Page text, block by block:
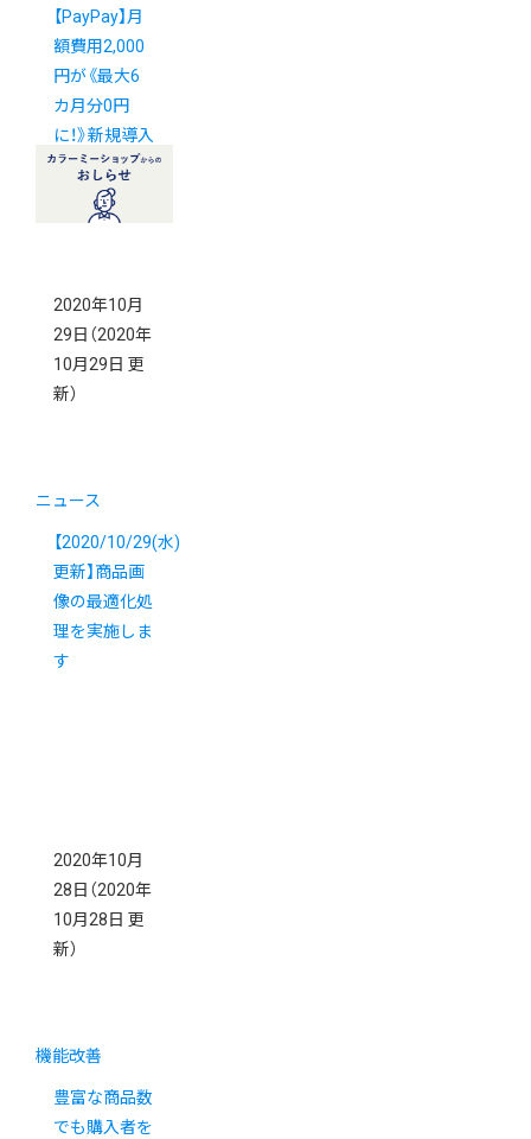
【PayPay】月
額費用2,000
円が《最大6
カ月分0円
に！》新規導入
キャンペーン
2020年10月
29日 （2020年
10月29日 更
新）
ニュース
【2020/10/29(水)
更新】商品画
像の最適化処
理を実施しま
す
2020年10月
28日 （2020年
10月28日 更
新）
機能改善
豊富な商品数
でも購入者を